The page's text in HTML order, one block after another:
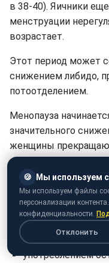
в 38-40). Яичники
менструации
возрастает.
Этот период может
снижением либидо,
потоотделением.
Менопауза
значительного
женщины
Приливы жара как
обычно вызваны
контролирующих
возникать внезапно
могут быть вызваны:
употреблением
🍪 Мы используем
Мы используем файлы
персонализации
конфиденциальности.
Отклонить